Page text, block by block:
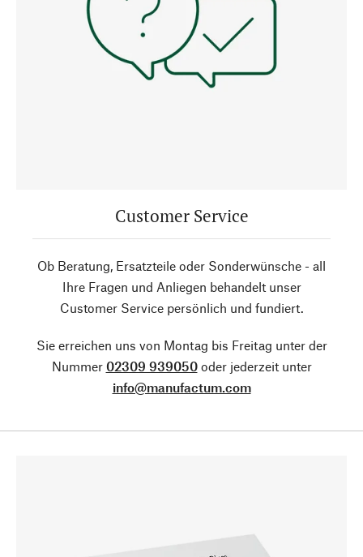
Customer Service
Ob Beratung, Ersatzteile oder Sonderwünsche - all
Ihre Fragen und Anliegen behandelt unser
Customer Service persönlich und fundiert.
Sie erreichen uns von Montag bis Freitag unter der
Nummer 02309 939050oder jederzeit unter
info@manufactum.com